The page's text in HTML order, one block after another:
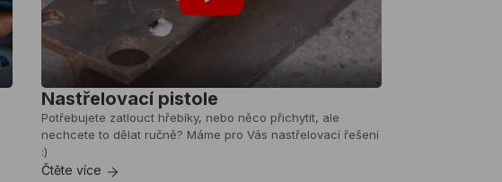
Nastřelovací pistole
Potřebujete zatlouct hřebíky, nebo něco přichytit, ale
nechcete to dělat ručně? Máme pro Vás nastřelovací řešení
:)
Čtěte více